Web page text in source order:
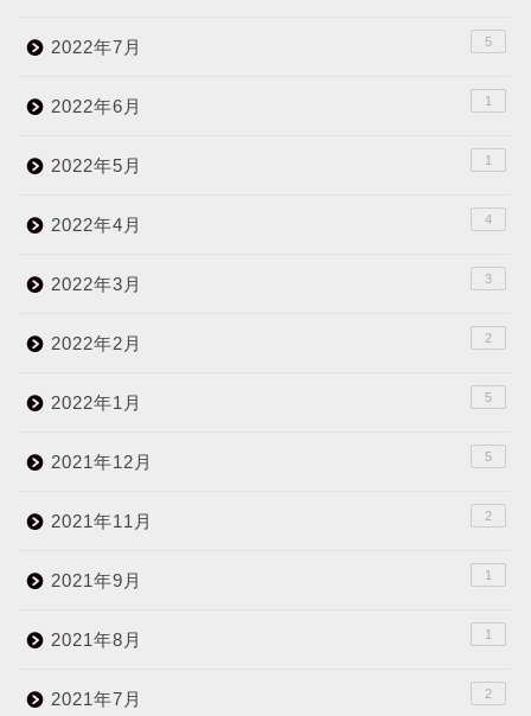
2022年7月 5
2022年6月 1
2022年5月 1
2022年4月 4
2022年3月 3
2022年2月 2
2022年1月 5
2021年12月 5
2021年11月 2
2021年9月 1
2021年8月 1
2021年7月 2